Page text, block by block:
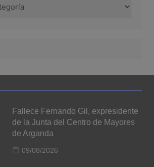
Fallece Fernando Gil, expresidente
de la Junta del Centro de Mayores
de Arganda
09/08/2026